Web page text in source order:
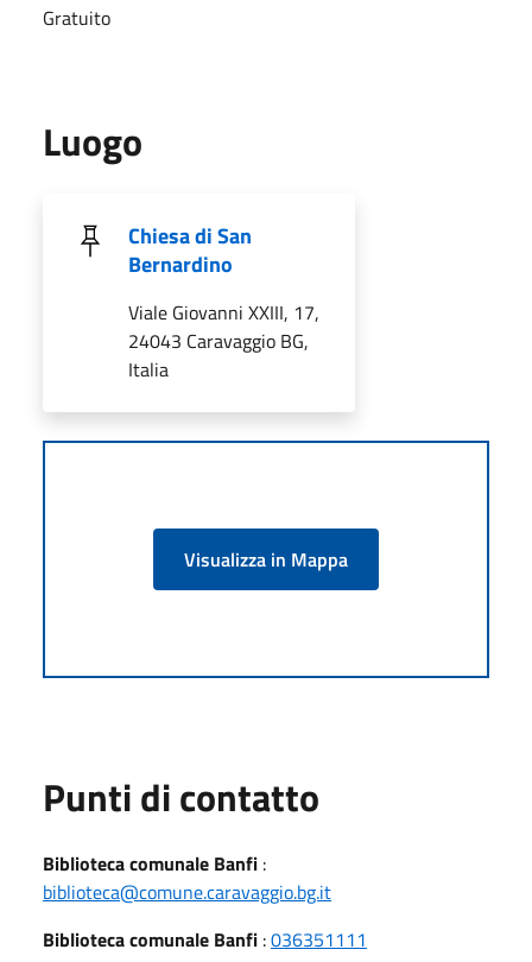
Gratuito
Luogo
Chiesa di San
Bernardino
Viale Giovanni XXIII, 17,
24043 Caravaggio BG,
Italia
Visualizza in Mappa
Punti di contatto
Biblioteca comunale Banfi :
biblioteca@comune.caravaggio.bg.it
Biblioteca comunale Banfi :036351111